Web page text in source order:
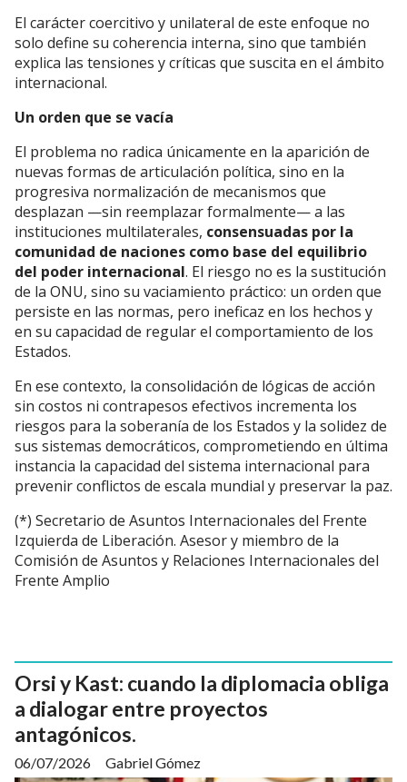
El carácter coercitivo y unilateral de este enfoque no
solo define su coherencia interna, sino que también
explica las tensiones y críticas que suscita en el ámbito
internacional.
Un orden que se vacía
El problema no radica únicamente en la aparición de
nuevas formas de articulación política, sino en la
progresiva normalización de mecanismos que
desplazan —sin reemplazar formalmente— a las
instituciones multilaterales, consensuadas por la
comunidad de naciones como base del equilibrio
del poder internacional. El riesgo no es la sustitución
de la ONU, sino su vaciamiento práctico: un orden que
persiste en las normas, pero ineficaz en los hechos y
en su capacidad de regular el comportamiento de los
Estados.
En ese contexto, la consolidación de lógicas de acción
sin costos ni contrapesos efectivos incrementa los
riesgos para la soberanía de los Estados y la solidez de
sus sistemas democráticos, comprometiendo en última
instancia la capacidad del sistema internacional para
prevenir conflictos de escala mundial y preservar la paz.
(*) Secretario de Asuntos Internacionales del Frente
Izquierda de Liberación. Asesor y miembro de la
Comisión de Asuntos y Relaciones Internacionales del
Frente Amplio
Orsi y Kast: cuando la diplomacia obliga
a dialogar entre proyectos
antagónicos.
Gabriel Gómez
06/07/2026